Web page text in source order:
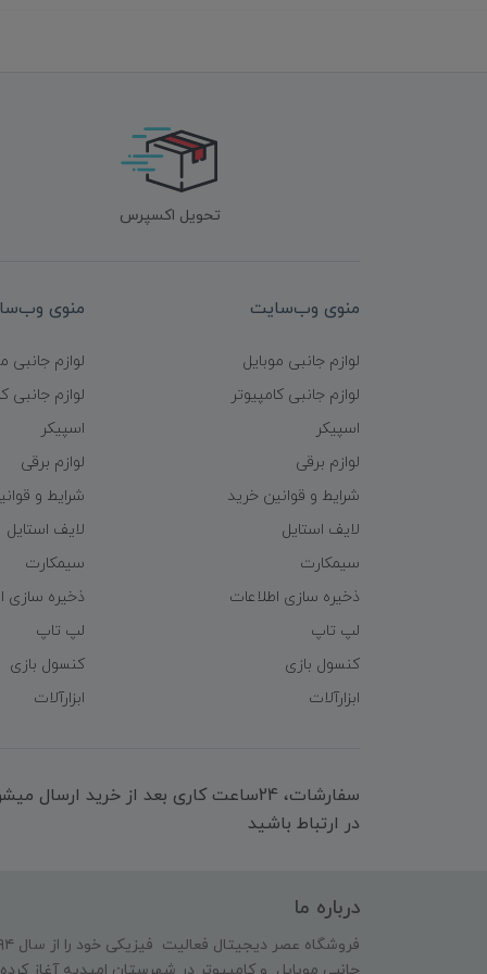
تحویل اکسپرس
منوی وب‌سایت
لوازم جانبی موبایل
لوازم جانبی کامپیوتر
اسپیکر
لوازم برقی
شرایط و قوانین خرید
لایف استایل
سیمکارت
ذخیره سازی اطلاعات
لپ تاپ
کنسول بازی
ابزارآلات
منوی
لوازم جانبی
لوازم جانبی
اسپیکر
لوازم برقی
شرایط و
لایف استایل
سیمکارت
ذخیره سازی
لپ تاپ
کنسول بازی
ابزارآلات
سفارشات، 24ساعت کاری بعد از خرید
در ارتباط باشید
درباره ما
جانبی موبایل و کامپیوتر در شهرستان امیدیه آغاز